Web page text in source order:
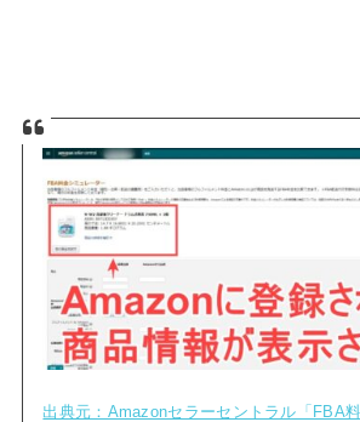
出典元：Amazonセラーセントラル「FBA